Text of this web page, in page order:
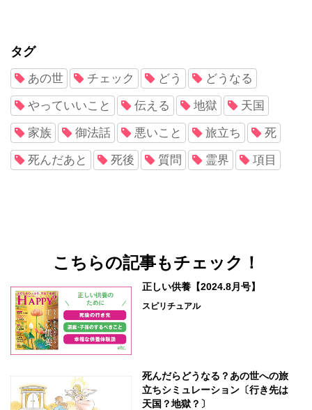
タグ
あの世 チェック どう どうなる
やっていいこと 伝える 地獄 天国
家族 御法話 悪いこと 旅立ち 死
死んだあと 死後 質問 霊界 項目
こちらの記事もチェック！
正しい供養【2024.8月号】
スピリチュアル
死んだらどうなる？あの世への旅
立ちシミュレーション〔行き先は
天国？地獄？〕